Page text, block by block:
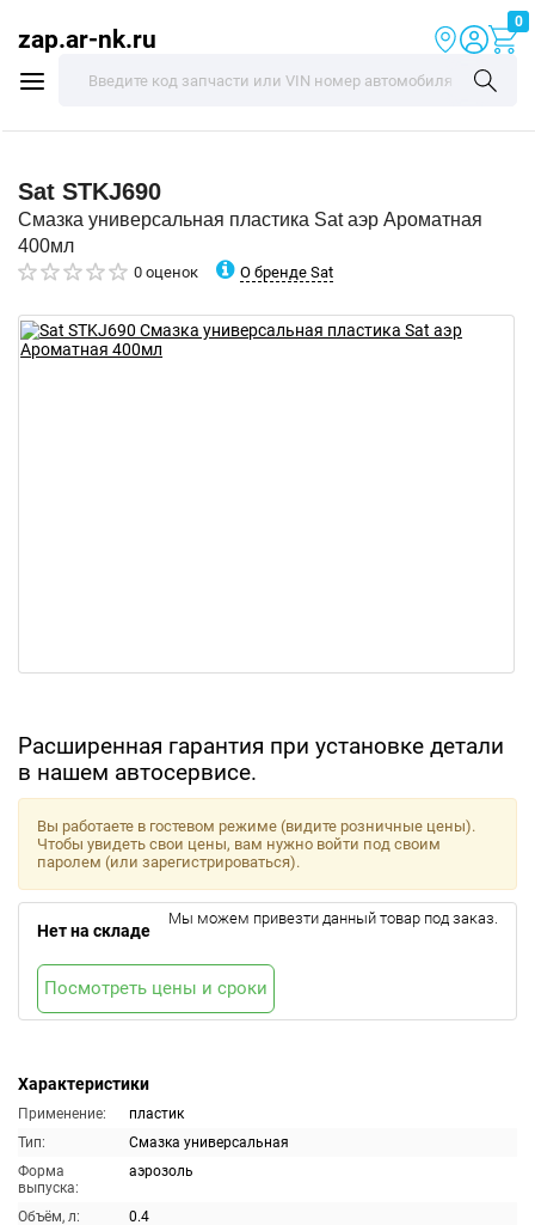
zap.ar-nk.ru
0
Sat STKJ690
Смазка универсальная пластика Sat аэр Ароматная
400мл
0 оценок О бренде Sat
Расширенная гарантия при установке детали
в нашем автосервисе.
Характеристики
Применение:
пластик
Тип:
Смазка универсальная
Форма
выпуска:
аэрозоль
Объём, л:
0.4
Вы работаете в гостевом режиме (видите розничные цены).
Чтобы увидеть свои цены, вам нужно войти под своим
паролем (или зарегистрироваться).
Нет на складе
Мы можем привезти данный товар под заказ.
Посмотреть цены и сроки